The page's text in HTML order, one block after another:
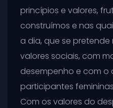
princípios e valores,
construímos e nas
a dia, que se pretende
valores sociais, com
desempenho e com o
participantes
Com os valores do